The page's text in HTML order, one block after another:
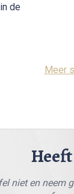
de
Meer
niet en neem